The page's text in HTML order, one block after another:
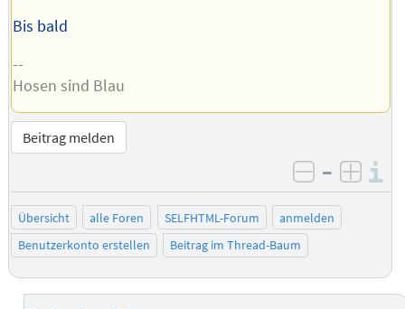
Bis bald
--
Hosen sind Blau
Beitrag melden
negativ
–
Übersicht alle Foren SELFHTML-Forum
anmelden
Benutzerkonto erstellen
Beitrag im Thread-Baum